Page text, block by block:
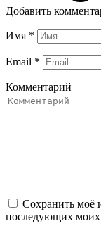
Добавить
Имя *
Email *
Комментарий
Сохранить моё
последующих моих